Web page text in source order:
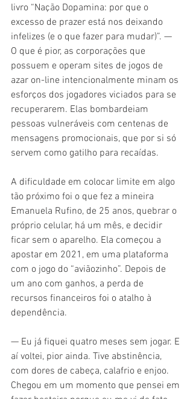
livro “Nação Dopamina: por que o
excesso de prazer está nos deixando
infelizes (e o que fazer para mudar)”. —
O que é pior, as corporações que
possuem e operam sites de jogos de
azar on-line intencionalmente minam os
esforços dos jogadores viciados para se
recuperarem. Elas bombardeiam
pessoas vulneráveis com centenas de
mensagens promocionais, que por si só
servem como gatilho para recaídas.
A dificuldade em colocar limite em algo
tão próximo foi o que fez a mineira
Emanuela Rufino, de 25 anos, quebrar o
próprio celular, há um mês, e decidir
ficar sem o aparelho. Ela começou a
apostar em 2021, em uma plataforma
com o jogo do “aviãozinho”. Depois de
um ano com ganhos, a perda de
recursos financeiros foi o atalho à
dependência.
— Eu já fiquei quatro meses sem jogar. E
aí voltei, pior ainda. Tive abstinência,
com dores de cabeça, calafrio e enjoo.
Chegou em um momento que pensei em